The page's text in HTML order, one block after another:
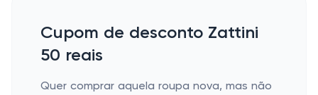
Cupom de desconto Zattini
50 reais
Quer comprar aquela roupa nova, mas não